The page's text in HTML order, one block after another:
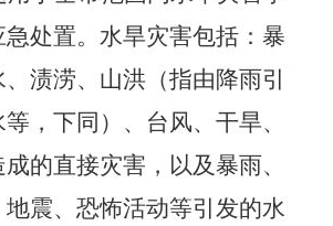
处置。水旱灾害包括：暴
渍涝、山洪（指由降雨引
等， 下同）、台风、干旱、
的直接灾害 ， 以及暴雨、
震、恐怖活动等引发的水